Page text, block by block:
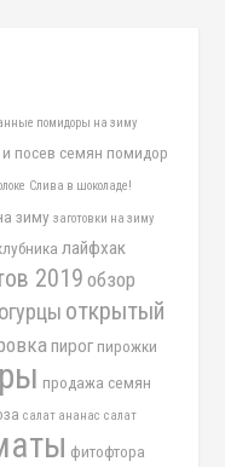
помидоры на зиму
и посев семян помидор
Слива в шоколаде!
зиму заготовки на зиму
лайфхак
2019обзор
огурцы открытый
пирог пирожки
продажа семян
салат ананас салат
фитофтора